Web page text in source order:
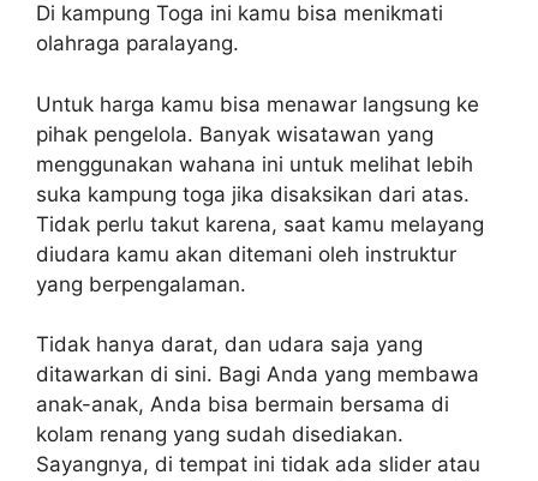
Di kampung Toga ini kamu bisa menikmati
olahraga paralayang.
Untuk harga kamu bisa menawar langsung ke
pihak pengelola. Banyak wisatawan yang
menggunakan wahana ini untuk melihat lebih
suka kampung toga jika disaksikan dari atas.
Tidak perlu takut karena, saat kamu melayang
diudara kamu akan ditemani oleh instruktur
yang berpengalaman.
Tidak hanya darat, dan udara saja yang
ditawarkan di sini. Bagi Anda yang membawa
anak-anak, Anda bisa bermain bersama di
kolam renang yang sudah disediakan.
Sayangnya, di tempat ini tidak ada slider atau